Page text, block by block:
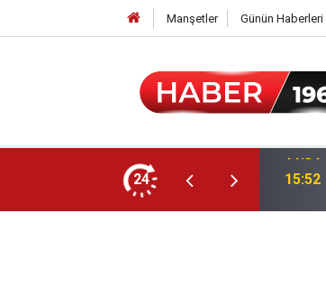
Manşetler Günün Haberleri
24 15:52